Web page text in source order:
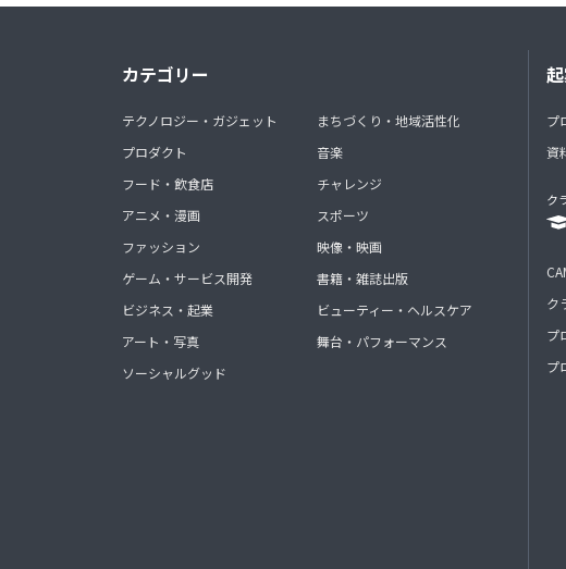
カテゴリー
テクノロジー・ガジェット
プロダクト
フード・飲食店
アニメ・漫画
ファッション
ゲーム・サービス開発
ビジネス・起業
アート・写真
ソーシャルグッド
まちづくり・地域活性化
音楽
チャレンジ
スポーツ
映像・映画
書籍・雑誌出版
ビューティー・ヘルスケア
舞台・パフォーマンス
プ
資
ク
ク
プ
プ